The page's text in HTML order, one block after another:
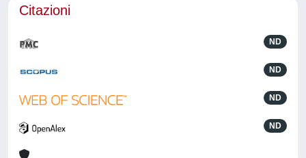
Citazioni
ND
ND
ND
ND